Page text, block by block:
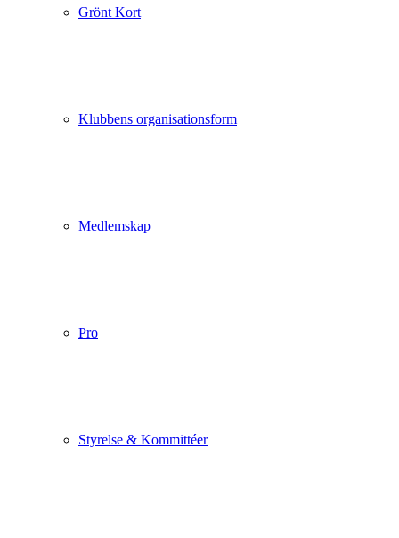
Grönt Kort
Klubbens organisationsform
Medlemskap
Pro
Styrelse & Kommittéer